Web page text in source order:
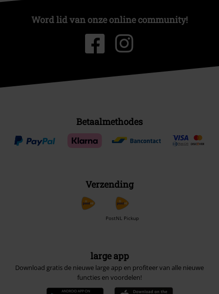
Word lid van onze online community!
Betaalmethodes
Verzending
PostNL Pickup
large app
Download gratis de nieuwe large app en profiteer van alle nieuwe
functies en voordelen!